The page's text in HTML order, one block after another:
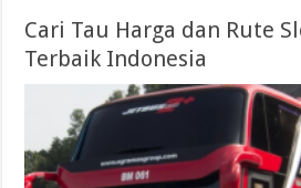
Cari Tau Harga dan Rute
Terbaik Indonesia